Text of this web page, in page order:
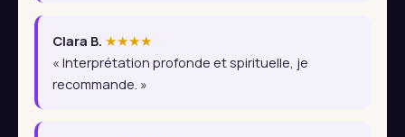
Clara B. ★★★★
« Interprétation profonde et spirituelle, je
recommande. »